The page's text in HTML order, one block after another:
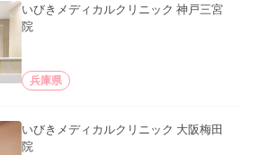
いびきメディカルクリニック 神戸三宮
院
兵庫県
いびきメディカルクリニック 大阪梅田
院